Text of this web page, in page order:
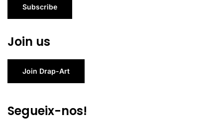
Subscribe
Join us
Join Drap-Art
Segueix-nos!